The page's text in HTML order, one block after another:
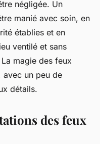
négligée. Un
manié avec soin, en
établies et en
ventilé et sans
magie des feux
un peu de
détails.
des feux